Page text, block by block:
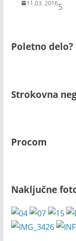
11.03. 20165
Poletno delo?
Strokovna
Procom
Naključne